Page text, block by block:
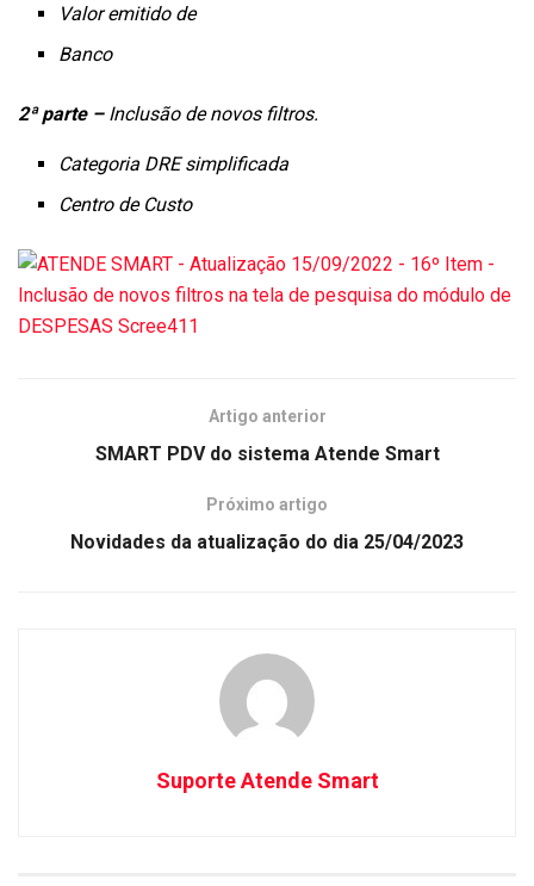
Valor emitido de
Banco
2ª parte –Inclusão de novos filtros.
Categoria DRE simplificada
Centro de Custo
Artigo anterior
SMART PDV do sistema Atende Smart
Próximo artigo
Novidades da atualização do dia 25/04/2023
Suporte Atende Smart